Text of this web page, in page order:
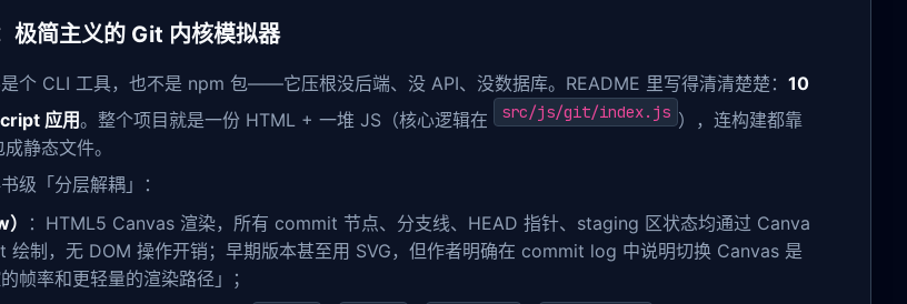
极简主义的 Git 内核模拟器
个 CLI 工具，也不是 npm 包——它压根没后端、没 API、没数据库。README 里写得清清楚楚： 10
应用。整个项目就是一份 HTML + 一堆 JS（核心逻辑在 src/js/git/index.js ），连构建都靠
静态文件。
级「分层解耦」：
：HTML5 Canvas 渲染，所有 commit 节点、分支线、HEAD 指针、staging 区状态均通过 Canva
制，无 DOM 操作开销；早期版本甚至用 SVG，但作者明确在 commit log 中说明切换 Canvas 是
帧率和更轻量的渲染路径」；